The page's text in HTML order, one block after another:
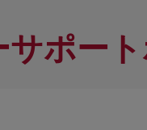
サポー